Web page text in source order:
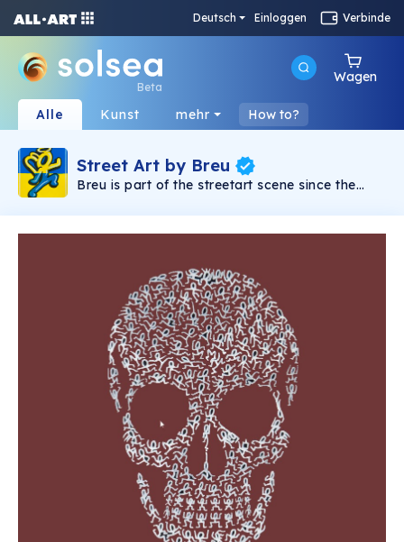
Deutsch Einloggen Verbinde
Beta
Wagen
Alle Kunst mehr How to?
Street Art by Breu
Breu is part of the streetart scene since the
and left all over his typical style. You can see